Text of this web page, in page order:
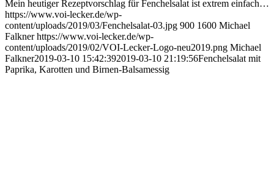
Mein heutiger Rezeptvorschlag für Fenchelsalat ist extrem einfach…
https://www.voi-lecker.de/wp-
content/uploads/2019/03/Fenchelsalat-03.jpg 900 1600 Michael
Falkner https://www.voi-lecker.de/wp-
content/uploads/2019/02/VOI-Lecker-Logo-neu2019.png Michael
Falkner2019-03-10 15:42:392019-03-10 21:19:56Fenchelsalat mit
Paprika, Karotten und Birnen-Balsamessig